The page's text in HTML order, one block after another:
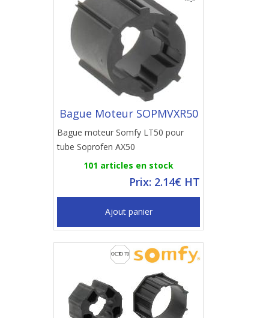
Bague Moteur SOPMVXR50
Bague moteur Somfy LT50 pour
tube Soprofen AX50
101 articles en stock
Prix: 2.14€ HT
Ajout panier